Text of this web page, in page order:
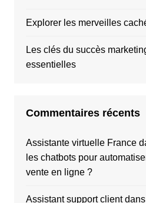
Explorer les merveilles
Les clés du succès
essentielles
Commentaires récents
Assistante virtuelle France
les chatbots pour
vente en ligne ?
Assistant support clientdans